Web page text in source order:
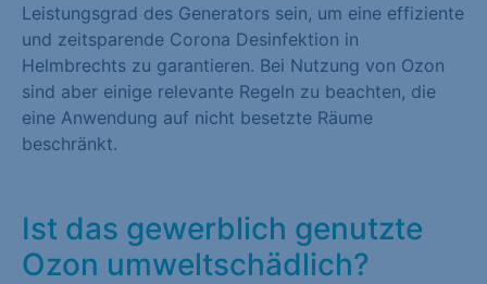
Leistungsgrad des Generators sein, um eine effiziente
und zeitsparende Corona Desinfektion in
Helmbrechts zu garantieren. Bei Nutzung von Ozon
sind aber einige relevante Regeln zu beachten, die
eine Anwendung auf nicht besetzte Räume
beschränkt.
Ist das gewerblich genutzte
Ozon umweltschädlich?